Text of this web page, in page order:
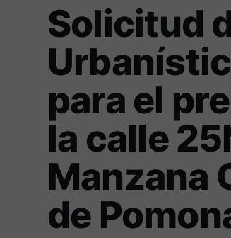
Solicitud
para el
la calle
Manzana
de